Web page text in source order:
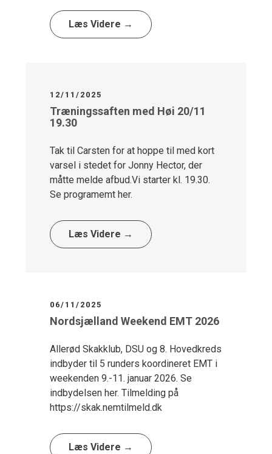
Læs Videre →
12/11/2025
Træningssaften med Høi 20/11
19.30
Tak til Carsten for at hoppe til med kort
varsel i stedet for Jonny Hector, der
måtte melde afbud.Vi starter kl. 19.30.
Se programemt her.
Læs Videre →
06/11/2025
Nordsjælland Weekend EMT 2026
Allerød Skakklub, DSU og 8. Hovedkreds
indbyder til 5 runders koordineret EMT i
weekenden 9.-11. januar 2026. Se
indbydelsen her. Tilmelding på
https://skak.nemtilmeld.dk
Læs Videre →